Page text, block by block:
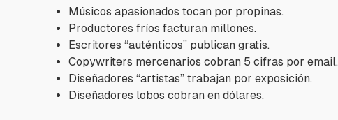
Músicos apasionados tocan por propinas.
Productores fríos facturan millones.
Escritores “auténticos” publican gratis.
Copywriters mercenarios cobran 5 cifras por email.
Diseñadores “artistas” trabajan por exposición.
Diseñadores lobos cobran en dólares.